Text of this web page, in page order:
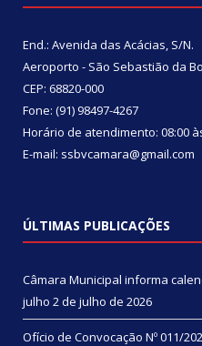
End.: Avenida das Acácias, S/N.
Aeroporto - São Sebastião da
CEP: 68820-000
Fone: (91) 98497-4267
Horário de atendimento: 08:00
E-mail: ssbvcamara@gmail.com
ÚLTIMAS PUBLICAÇÕES
Câmara Municipal informa
julho 2 de julho de 2026
Ofício de Convocação Nº 011/